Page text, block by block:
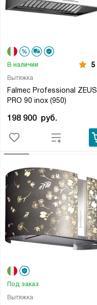
Вытяжка
Falmec Professional ZEUS
PRO 90 inox (950)
В наличии 5
198 900 руб.
Вытяжка
Под заказ